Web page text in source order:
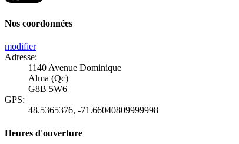
Nos coordonnées
modifier
Adresse:
1140 Avenue Dominique
Alma (Qc)
G8B 5W6
GPS:
48.5365376, -71.66040809999998
Heures d'ouverture